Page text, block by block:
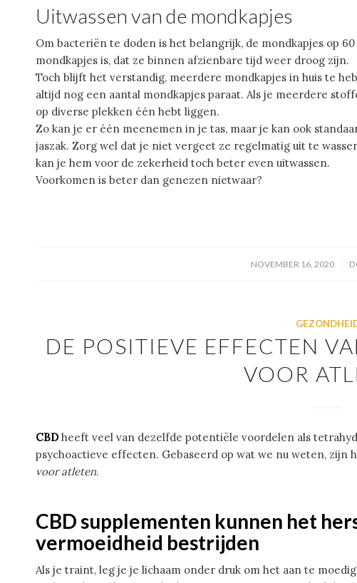
Uitwassen van de mondkapjes
Om bacteriën te doden is het belangrijk, de mondkapjes op
mondkapjes is, dat ze binnen afzienbare tijd weer droog zijn.
Toch blijft het verstandig, meerdere mondkapjes in huis te
altijd nog een aantal mondkapjes paraat. Als je meerdere
op diverse plekken één hebt liggen.
Zo kan je er één meenemen in je tas, maar je kan ook
jaszak. Zorg wel dat je niet vergeet ze regelmatig uit te
kan je hem voor de zekerheid toch beter even uitwassen.
Voorkomen is beter dan genezen nietwaar?
NOVEMBER 16, 2020
/
DE POSITIEVE EFFECTEN
VOOR
CBDheeft veel van dezelfde potentiële voordelen als
psychoactieve effecten. Gebaseerd op wat we nu weten, zijn
voor atleten.
CBD supplementen kunnen het
vermoeidheid bestrijden
Als je traint, leg je je lichaam onder druk om het aan te